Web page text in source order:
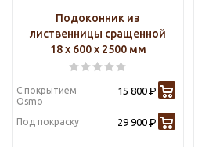
Подоконник из
лиственницы сращенной
18 х 600 х 2500 мм
С покрытием
Osmo
15 800 Р
Под покраску 29 900 Р